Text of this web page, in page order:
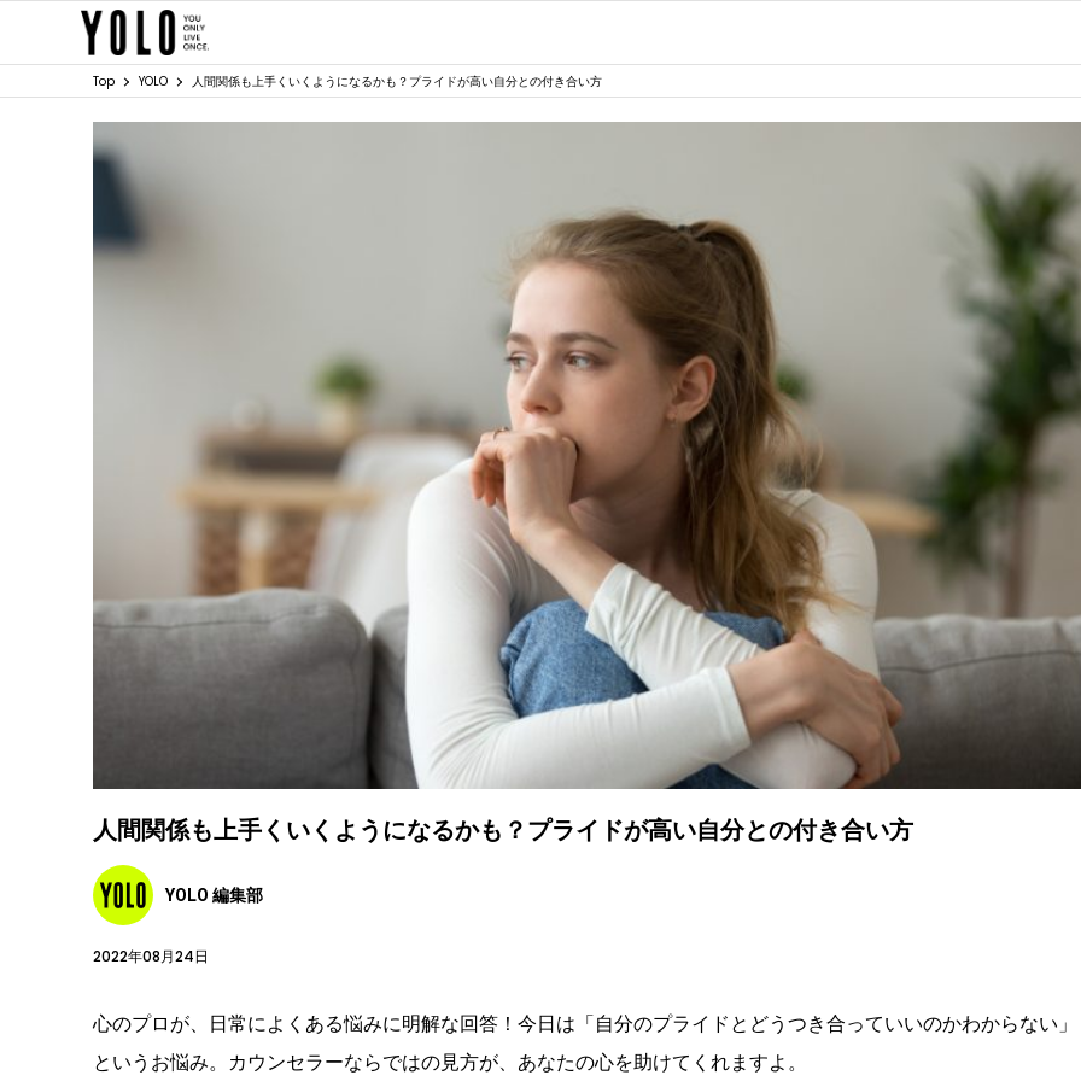
Top YOLO 人間関係も上手くいくようになるかも？プライドが高い自分との付き合い方
人間関係も上手くいくようになるかも？プライドが高い自分との付き合い方
YOLO 編集部
2022年08月24日
心のプロが、日常によくある悩みに明解な回答！今日は「自分のプライドとどうつき合っていいのかわからない」
というお悩み。カウンセラーならではの見方が、あなたの心を助けてくれますよ。